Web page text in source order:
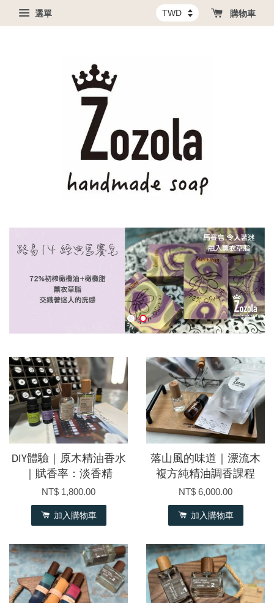
選單 購物車
DIY體驗｜原木精油香水
｜賦香率：淡香精
NT$ 1,800.00
加入購物車
落山風的味道｜漂流木
複方純精油調香課程
NT$ 6,000.00
加入購物車